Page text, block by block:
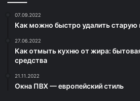
07.09.2022
Как можно быстро удалить старую
27.06.2022
Как отмыть кухню от жира:
средства
21.11.2022
Окна ПВХ — европейский стиль